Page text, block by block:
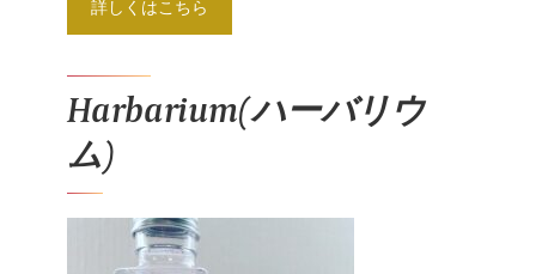
詳しくはこちら
Harbarium(ハーバリウ
ム)